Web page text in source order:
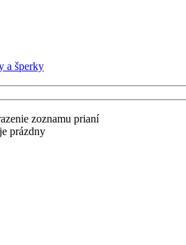
zoznamu prianí
prázdny